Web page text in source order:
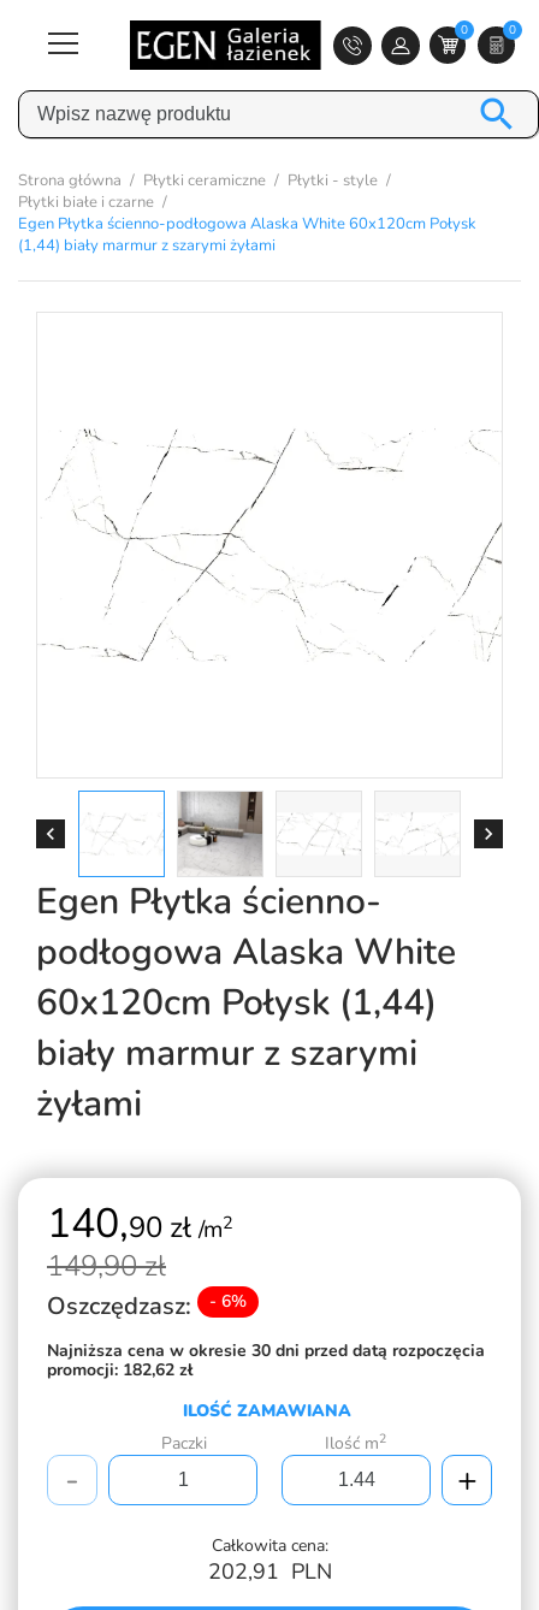
0 0

Strona główna Płytki ceramiczne
Płytki - style
Płytki białe i czarne
Egen Płytka ścienno-podłogowa Alaska White 60x120cm Połysk
(1,44) biały marmur z szarymi żyłami
 
Egen Płytka ścienno-
podłogowa Alaska White
60x120cm Połysk (1,44)
biały marmur z szarymi
żyłami
140,90 zł/m2
149,90 zł
Oszczędzasz: - 6%
Najniższa cena w okresie 30 dni przed datą rozpoczęcia
promocji: 182,62 zł
ILOŚĆ ZAMAWIANA
Paczki
Ilość m2
- +
Całkowita cena:
202,91 PLN